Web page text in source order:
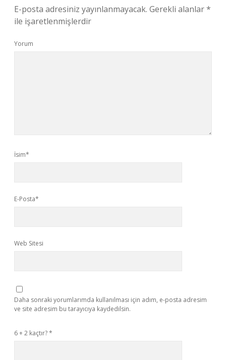
E-posta adresiniz yayınlanmayacak. Gerekli alanlar*
ile işaretlenmişlerdir
Yorum
İsim*
E-Posta*
Web Sitesi
Daha sonraki yorumlarımda kullanılması için adım, e-posta adresim
ve site adresim bu tarayıcıya kaydedilsin.
6 + 2 kaçtır?*